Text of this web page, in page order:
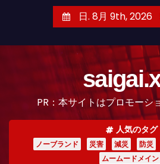
日. 8月 9th, 2026
PR：本サイトはプロモーシ
人気のタグ
ノーブランド 災害 減災 防災
ムームードメイン